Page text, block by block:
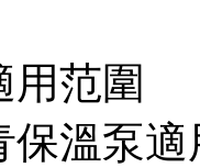
用范圍
泵適